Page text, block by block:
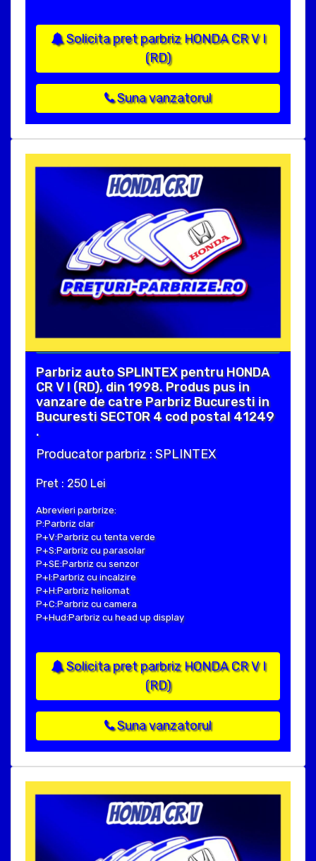
Solicita pret parbriz HONDA CR V I
(RD)
Suna vanzatorul
Parbriz auto SPLINTEX pentru HONDA
CR V I (RD), din 1998. Produs pus in
vanzare de catre Parbriz Bucuresti in
Bucuresti SECTOR 4 cod postal 41249
.
Producator parbriz : SPLINTEX
Pret : 250 Lei
Abrevieri parbrize:
P:Parbriz clar
P+V:Parbriz cu tenta verde
P+S:Parbriz cu parasolar
P+SE:Parbriz cu senzor
P+I:Parbriz cu incalzire
P+H:Parbriz heliomat
P+C:Parbriz cu camera
P+Hud:Parbriz cu head up display
Solicita pret parbriz HONDA CR V I
(RD)
Suna vanzatorul